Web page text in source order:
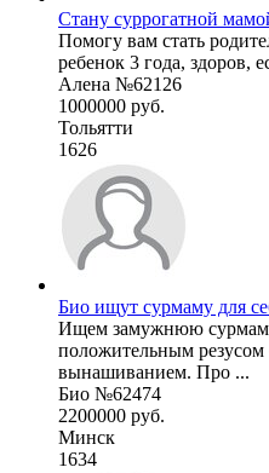
Стану суррогатной
Помогу вам стать
ребенок 3 года, здоров,
Алена №62126
1000000 руб.
Тольятти
1626
Био ищут сурмаму для
Ищем замужнюю
положительным
вынашиванием. Про ...
Био №62474
2200000 руб.
Минск
1634